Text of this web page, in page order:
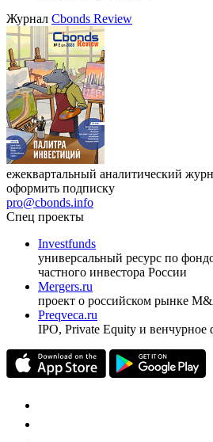
Журнал Cbonds Review
ежеквартальный аналитический
оформить подписку
pro@cbonds.info
Спец проекты
Investfunds
универсальный ресурс по
частного инвестора России
Mergers.ru
проект о российском рынке
Preqveca.ru
IPO, Private Equity и венчурное